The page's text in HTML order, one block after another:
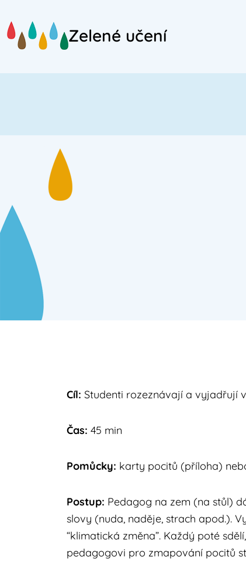
na
hlavní
Zelené učení
Cíl: Studenti rozeznávají a vyjadřují
Čas: 45 min
Pomůcky: karty pocitů (příloha)
Postup: Pedagog na zem (na stůl)
slovy (nuda, naděje, strach apod.).
“klimatická změna”. Každý poté
pedagogovi pro zmapování pocitů